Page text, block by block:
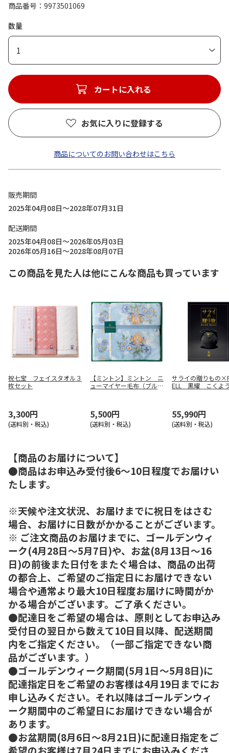
商品番号
9973501069
数量
1
カートに入れる
お気に入りに登録する
商品についてのお問い合わせはこちら
販売期間
2025年04月08日～2028年07月31日
配送期間
2025年04月08日～2026年05月03日
2026年05月16日～2028年08月07日
この商品を見た人は他にこんな商品も買っています
祝七宝 フェイスタオル３
枚セット
3,300円
(送料別・税込)
【ミントン】ミントン ニ
ューマイヤー毛布（ブル
5,500円
(送料別・税込)
サライの贈りもの
ELL 黒耀 こくよ
55,990円
(送料別・税込)
【商品のお届けについて】
●商品はお申込み受付後6～10日程度でお届けい
たします。
※天候や注文状況、お届けまでに祝日をはさむ
場合、お届けに日数がかかることがございます。
※ ご注文商品のお届けまでに、ゴールデンウィ
ーク(4月28日～5月7日)や、お盆(8月13日～16
日)の前後また日付をまたぐ場合は、商品の出荷
の都合上、ご希望のご指定日にお届けできない
場合や通常より最大10日程度お届けに時間がか
かる場合がございます。ご了承ください。
●配達日をご希望の場合は、原則としてお申込み
受付日の翌日から数えて10日目以降、配送期間
内をご指定ください。（一部ご指定できない商
品がございます。）
●ゴールデンウィーク期間(5月1日～5月8日)に
配達指定日をご希望のお客様は4月19日までにお
申し込みください。それ以降はゴールデンウィ
ーク期間中のご希望日にお届けできない場合が
あります。
●お盆期間(8月6日～8月21日)に配達日指定をご
希望のお客様は7月24日までにお申込みくださ